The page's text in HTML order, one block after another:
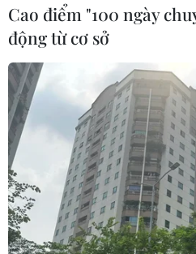
Cao điểm "100 ngày
động từ cơ sở